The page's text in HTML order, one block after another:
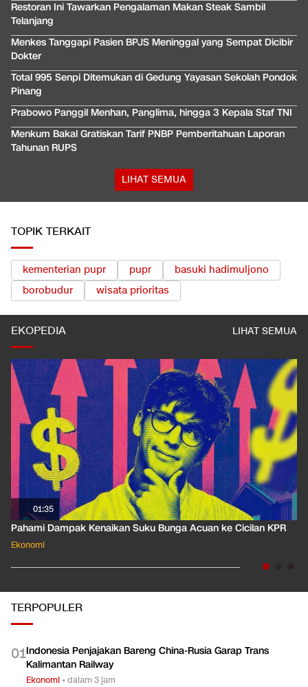
Restoran Ini Tawarkan Pengalaman Makan Steak Sambil
Telanjang
Menkes Tanggapi Pasien BPJS Meninggal yang Sempat Dicibir
Dokter
Total 995 Senpi Ditemukan di Gedung Yayasan Sekolah Pondok
Pinang
Prabowo Panggil Menhan, Panglima, hingga 3 Kepala Staf TNI
Menkum Bakal Gratiskan Tarif PNBP Pemberitahuan Laporan
Tahunan RUPS
LIHAT SEMUA
TOPIK TERKAIT
kementerian pupr pupr
basuki hadimuljono
borobudur
wisata prioritas
EKOPEDIA LIHAT SEMUA
01:35
Pahami Dampak Kenaikan Suku Bunga Acuan ke Cicilan KPR
Ekonomi
TERPOPULER
01Indonesia Penjajakan Bareng China-Rusia Garap Trans
Kalimantan Railway
Ekonomi •dalam 3 jam